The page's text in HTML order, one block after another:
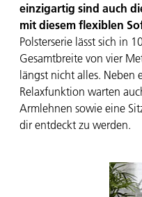
einzigartig sind auch
mit diesem flexiblen
Polsterserie lässt sich in
Gesamtbreite von vier
längst nicht alles. Neben
Relaxfunktion warten
Armlehnen sowie eine
dir entdeckt zu werden.